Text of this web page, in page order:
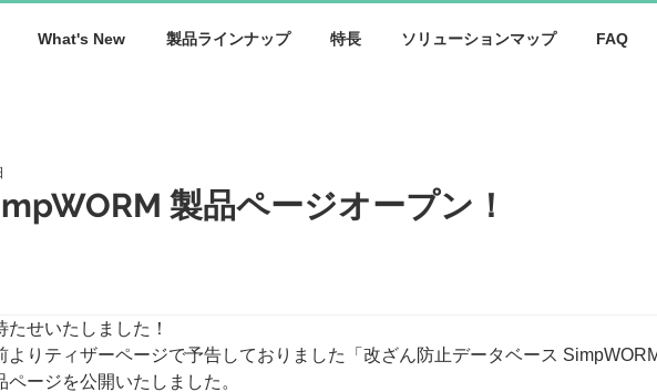
What's New 製品ラインナップ 特長 ソリューションマップ FAQ
製品ページオープン！
たせいたしました！
よりティザーページで予告しておりました「改ざん防止データベース
ページを公開いたしました。